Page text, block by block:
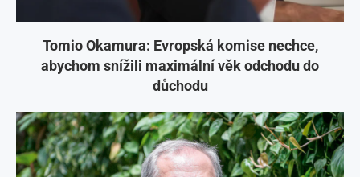
Tomio Okamura: Evropská komise nechce,
abychom snížili maximální věk odchodu do
důchodu